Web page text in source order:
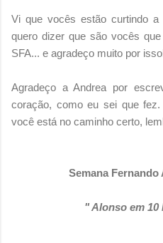
Vi que vocês estão curtindo
quero dizer que são vocês
SFA... e agradeço muito por
Agradeço a Andrea por
coração, como eu sei que
você está no caminho certo,
Semana
" Alonso em 10